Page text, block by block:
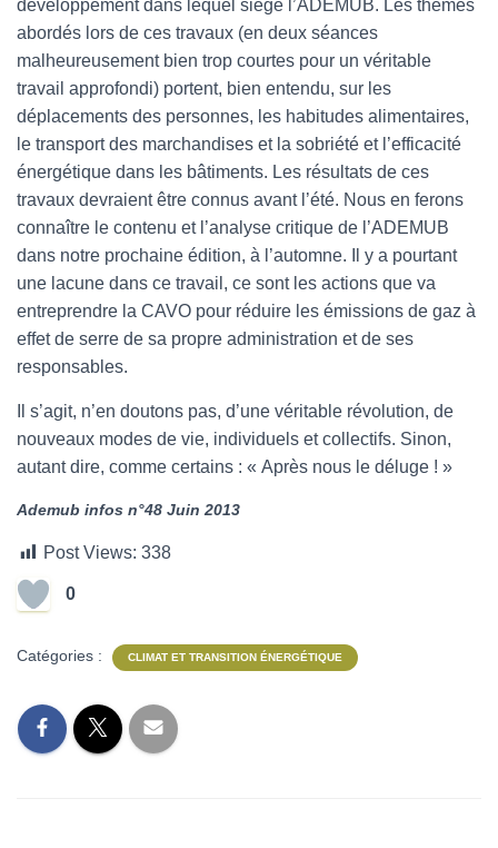
développement dans lequel siège l’ADEMUB. Les thèmes
abordés lors de ces travaux (en deux séances
malheureusement bien trop courtes pour un véritable
travail approfondi) portent, bien entendu, sur les
déplacements des personnes, les habitudes alimentaires,
le transport des marchandises et la sobriété et l’efficacité
énergétique dans les bâtiments. Les résultats de ces
travaux devraient être connus avant l’été. Nous en ferons
connaître le contenu et l’analyse critique de l’ADEMUB
dans notre prochaine édition, à l’automne. Il y a pourtant
une lacune dans ce travail, ce sont les actions que va
entreprendre la CAVO pour réduire les émissions de gaz à
effet de serre de sa propre administration et de ses
responsables.
Il s’agit, n’en doutons pas, d’une véritable révolution, de
nouveaux modes de vie, individuels et collectifs. Sinon,
autant dire, comme certains : « Après nous le déluge ! »
Ademub infos n°48 Juin 2013
Post Views: 338
0
Catégories : CLIMAT ET TRANSITION ÉNERGÉTIQUE